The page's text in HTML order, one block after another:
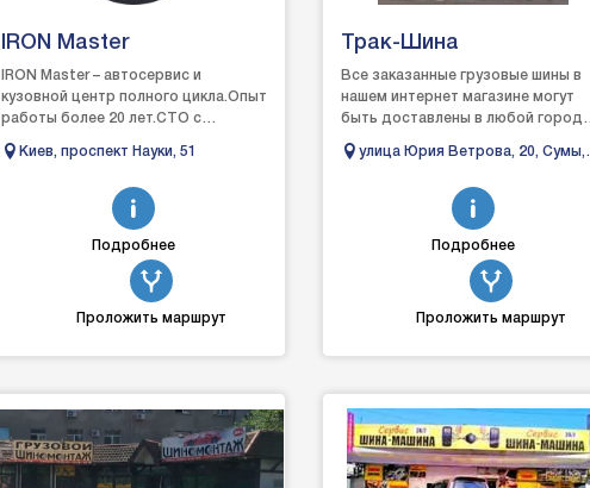
IRON Master
IRON Master – автосервис и
кузовной центр полного цикла.Опыт
работы более 20 лет.СТО с
профессиональными и опытными
Киев, проспект Науки, 51
Подробнее
Проложить маршрут
Трак-Шина
Все заказанные грузовые шины в
нашем интернет магазине могут
быть доставлены в любой город
выбранной вами службы доставк...
улица Юрия Ветрова, 20, Сумы,
Подробнее
Проложить маршрут